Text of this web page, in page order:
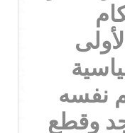
نفسه
وقطع